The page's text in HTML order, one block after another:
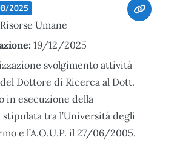
2025
Umane
19/12/2025
svolgimento attività
Dottore di Ricerca al Dott.
in esecuzione della
tra l’Università degli
e l’A.O.U.P. il 27/06/2005.